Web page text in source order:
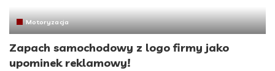
Motoryzacja
Zapach samochodowy z logo firmy jako
upominek reklamowy!